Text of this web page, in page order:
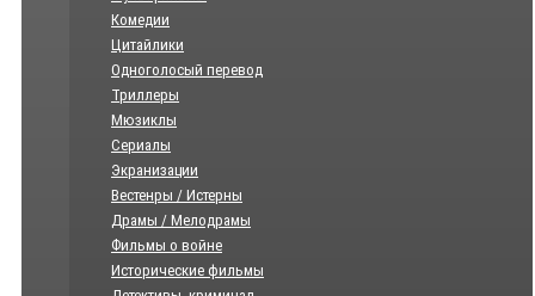
Комедии
Цитайлики
Одноголосый перевод
Триллеры
Мюзиклы
Сериалы
Экранизации
Вестенры / Истерны
Драмы / Мелодрамы
Фильмы о войне
Исторические фильмы